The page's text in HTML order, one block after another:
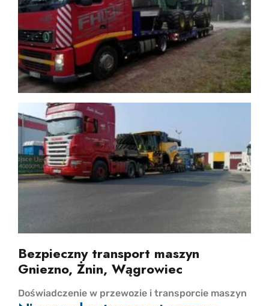
Bezpieczny transport maszyn
Gniezno, Żnin, Wągrowiec
Doświadczenie w przewozie i transporcie maszyn